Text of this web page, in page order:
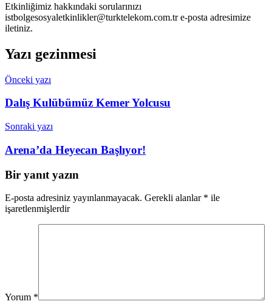
Etkinliğimiz hakkındaki sorularınızı
istbolgesosyaletkinlikler@turktelekom.com.tr e-posta adresimize
iletiniz.
Yazı gezinmesi
Önceki yazı
Dalış Kulübümüz Kemer Yolcusu
Sonraki yazı
Arena’da Heyecan Başlıyor!
Bir yanıt yazın
E-posta adresiniz yayınlanmayacak. Gerekli alanlar * ile
işaretlenmişlerdir
Yorum *